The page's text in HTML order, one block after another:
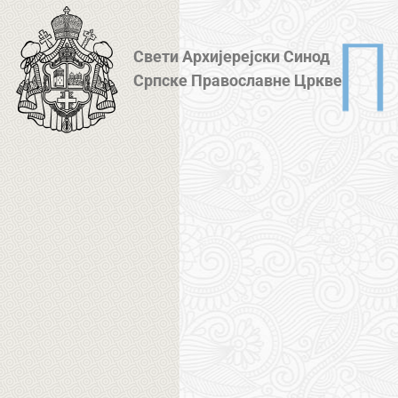
Свети Архијерејски Синод
Српске Православне Цркве